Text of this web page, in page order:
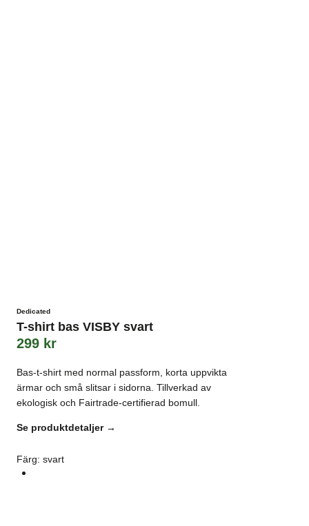
Dedicated
T-shirt bas VISBY svart
299 kr
Bas-t-shirt med normal passform, korta uppvikta
ärmar och små slitsar i sidorna. Tillverkad av
ekologisk och Fairtrade-certifierad bomull.
Se produktdetaljer →
Färg: svart